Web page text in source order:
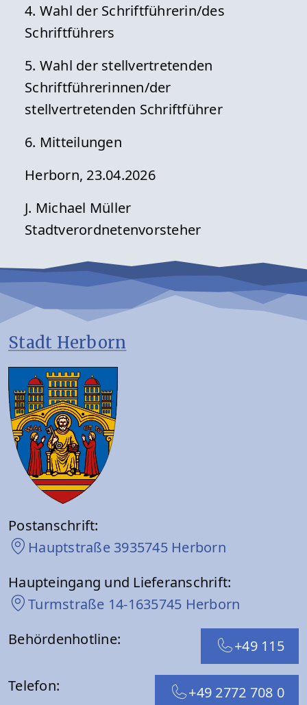
4. Wahl der Schriftführerin/des
Schriftführers
5. Wahl der stellvertretenden
Schriftführerinnen/der
stellvertretenden Schriftführer
6. Mitteilungen
Herborn, 23.04.2026
J. Michael Müller
Stadtverordnetenvorsteher
Stadt Herborn
Postanschrift:
Hauptstraße 3935745 Herborn
Haupteingang und Lieferanschrift:
Turmstraße 14-1635745 Herborn
Behördenhotline:
+49 115
Telefon: +49 2772 708 0